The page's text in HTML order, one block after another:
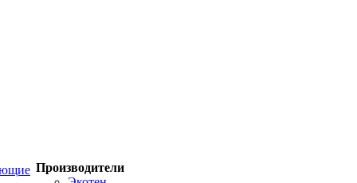
Производители